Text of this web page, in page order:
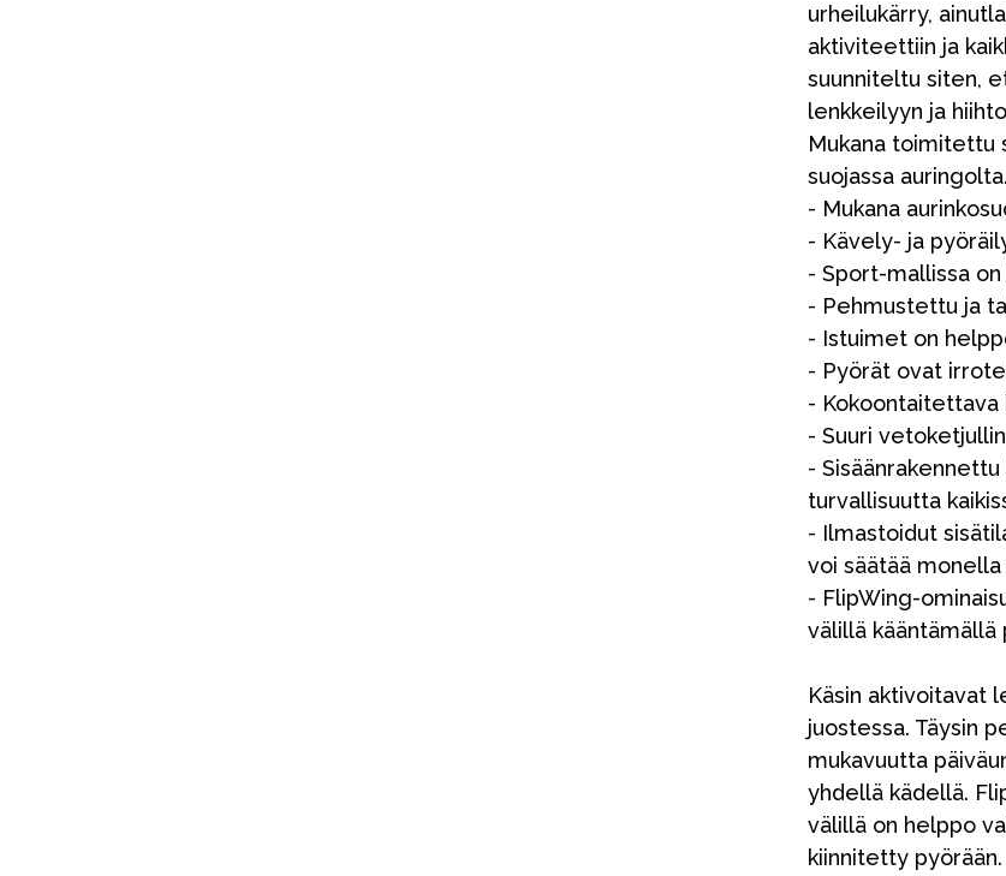
urheilukärry,
aktiviteettiin ja
suunniteltu siten,
lenkkeilyyn ja
Mukana toimitettu
suojassa auringolta.
- Mukana
- Kävely- ja
- Sport-mallissa
- Pehmustettu ja
- Istuimet on
- Pyörät ovat
- Kokoontaitettava
- Suuri
-
turvallisuutta
- Ilmastoidut
voi säätää
- FlipWing-
välillä kääntämällä
Käsin aktivoitavat
juostessa. Täysin
mukavuutta
yhdellä kädellä.
välillä on helppo
kiinnitetty